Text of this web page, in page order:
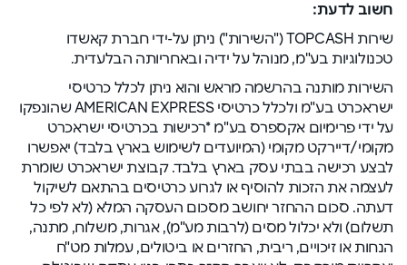
חשוב לדעת:
שירות TOPCASH ("השירות") ניתן על-ידי חברת קאשדו
טכנולוגיות בע"מ, מנוהל על ידיה ובאחריותה הבלעדית.
השירות מותנה בהרשמה מראש והוא ניתן לכלל כרטיסי
ישראכרט בע"מ ולכלל כרטיסי AMERICAN EXPRESS שהונפקו
על ידי פרימיום אקספרס בע"מ *רכישות בכרטיסי ישראכרט
מקומי/דיירקט מקומי (המיועדים לשימוש בארץ בלבד) יאפשרו
לבצע רכישה בבתי עסק בארץ בלבד. קבוצת ישראכרט שומרת
לעצמה את הזכות להוסיף או לגרוע כרטיסים בהתאם לשיקול
דעתה. סכום ההחזר יחושב מסכום העסקה המלא (לא לפי כל
תשלום) ולא יכלול מסים (לרבות מע"מ), אגרות, משלוח, מתנה,
הנחות או זיכויים, ריבית, החזרים או ביטולים, עמלות מט"ח